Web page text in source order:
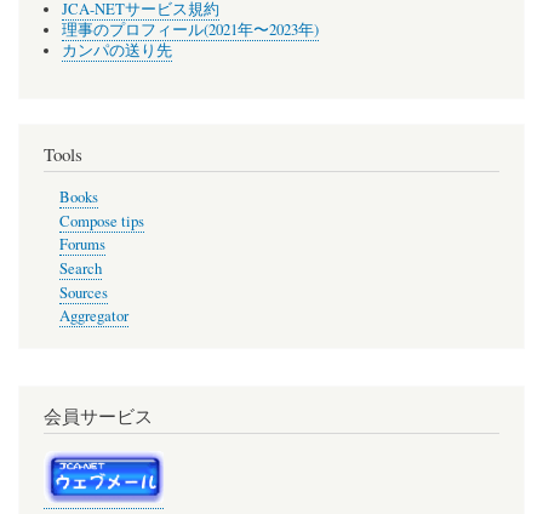
JCA-NETサービス規約
理事のプロフィール(2021年〜2023年)
カンパの送り先
Tools
Books
Compose tips
Forums
Search
Sources
Aggregator
会員サービス